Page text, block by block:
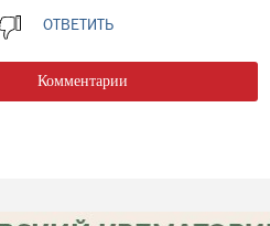
ОТВЕТИТЬ
Комментарии